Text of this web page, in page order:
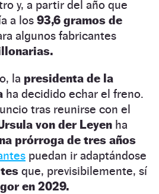
y, a partir del año que
a los 93,6 gramos de
algunos fabricantes
la presidenta de la
ha decidido echar el freno.
tras reunirse con el
von der Leyen ha
prórroga de tres años
puedan ir adaptándose
que, previsibilemente, sí
en 2029.